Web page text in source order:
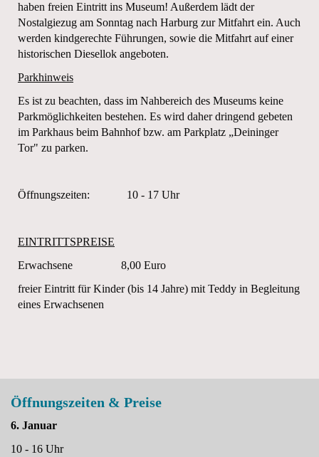
haben freien Eintritt ins Museum! Außerdem lädt der
Nostalgiezug am Sonntag nach Harburg zur Mitfahrt ein. Auch
werden kindgerechte Führungen, sowie die Mitfahrt auf einer
historischen Diesellok angeboten.
Parkhinweis
Es ist zu beachten, dass im Nahbereich des Museums keine
Parkmöglichkeiten bestehen. Es wird daher dringend gebeten
im Parkhaus beim Bahnhof bzw. am Parkplatz „Deininger
Tor" zu parken.
Öffnungszeiten: 10 - 17 Uhr
EINTRITTSPREISE
Erwachsene 8,00 Euro
freier Eintritt für Kinder (bis 14 Jahre) mit Teddy in Begleitung
eines Erwachsenen
Öffnungszeiten & Preise
6. Januar
10 - 16 Uhr